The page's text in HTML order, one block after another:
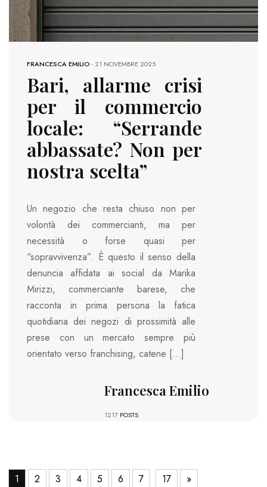
FRANCESCA EMILIO -21 NOVEMBRE 2025
Bari, allarme crisi
per il commercio
locale: “Serrande
abbassate? Non per
nostra scelta”
Un negozio che resta chiuso non per
volontà dei commercianti, ma per
necessità o forse quasi per
“sopravvivenza”. È questo il senso della
denuncia affidata ai social da Marika
Mirizzi, commerciante barese, che
racconta in prima persona la fatica
quotidiana dei negozi di prossimità alle
prese con un mercato sempre più
orientato verso franchising, catene […]
Francesca Emilio
1217 POSTS
1 2 3 4 5 6 7 17 »